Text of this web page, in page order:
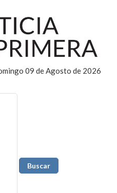
09 de Agosto de 2026